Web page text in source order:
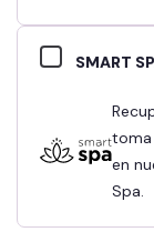
SMART
Recupérate y relájate después de entrenar o
toma
en
Spa.